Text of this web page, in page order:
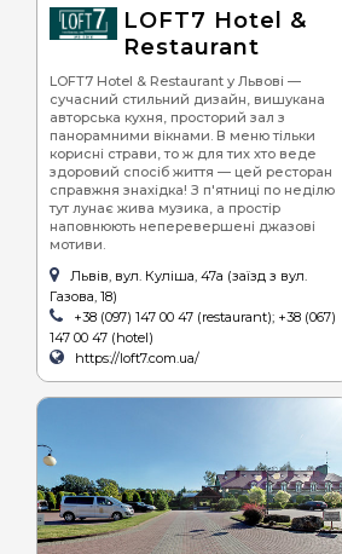
LOFT7 Hotel &
Restaurant
LOFT7 Hotel & Restaurant у Львові —
сучасний стильний дизайн, вишукана
авторська кухня, просторий зал з
панорамними вікнами. В меню тільки
корисні страви, то ж для тих хто веде
здоровий спосіб життя — цей ресторан
справжня знахідка! З п'ятниці по неділю
тут лунає жива музика, а простір
наповнюють неперевершені джазові
мотиви.
Львів, вул. Куліша, 47а (заїзд з вул.
Газова, 18)
+38 (097) 147 00 47 (restaurant); +38 (067)
147 00 47 (hotel)
https://loft7.com.ua/